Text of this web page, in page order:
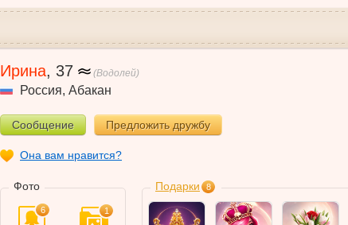
Ирина, 37 (Водолей)
Россия, Абакан
Сообщение Предложить дружбу
Она вам нравится?
Фото
6 1
Подарки 8